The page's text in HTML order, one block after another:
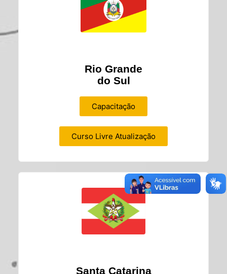
Rio Grande
do Sul
Capacitação
Curso Livre Atualização
Santa Catarina